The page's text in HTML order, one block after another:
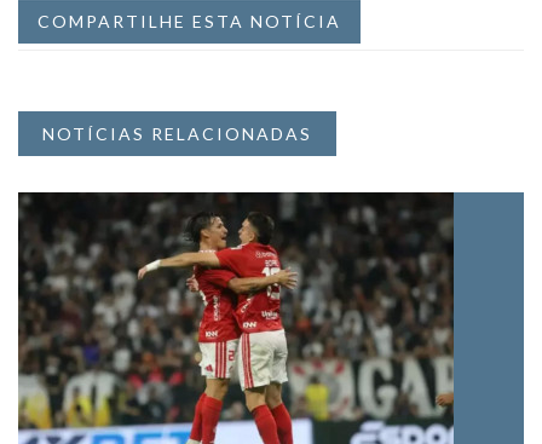
COMPARTILHE ESTA NOTÍCIA
NOTÍCIAS RELACIONADAS